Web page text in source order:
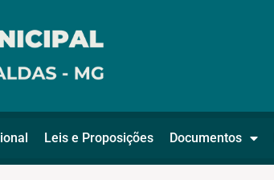
Leis e Proposições Documentos